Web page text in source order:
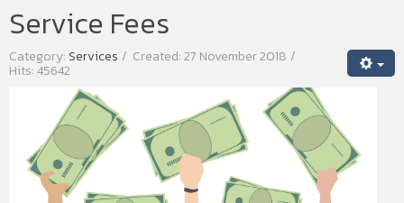
Service Fees
Category: Services Created: 27 November 2018
Hits: 45642